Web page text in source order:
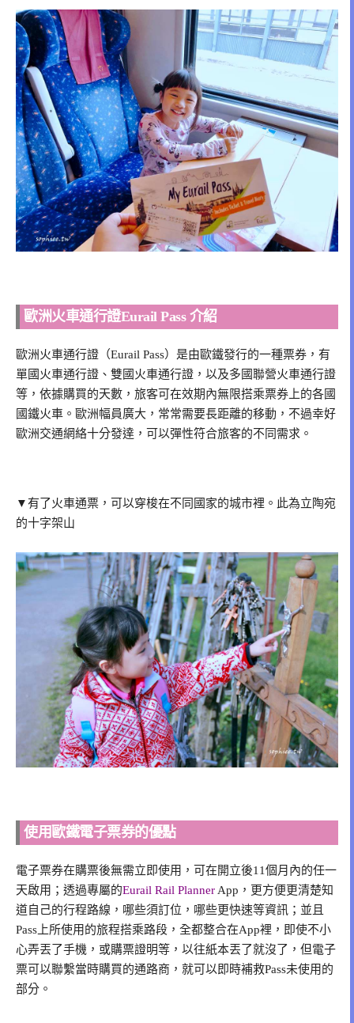
歐洲火車通行證Eurail Pass 介紹
歐洲火車通行證（Eurail Pass）是由歐鐵發行的一種票券，有
單國火車通行證、雙國火車通行證，以及多國聯營火車通行證
等，依據購買的天數，旅客可在效期內無限搭乘票券上的各國
國鐵火車。歐洲幅員廣大，常常需要長距離的移動，不過幸好
歐洲交通網絡十分發達，可以彈性符合旅客的不同需求。
▼有了火車通票，可以穿梭在不同國家的城市裡。此為立陶宛
的十字架山
使用歐鐵電子票券的優點
電子票券在購票後無需立即使用，可在開立後11個月內的任一
天啟用；透過專屬的Eurail Rail Planner App，更方便更清楚知
道自己的行程路線，哪些須訂位，哪些更快速等資訊；並且
Pass上所使用的旅程搭乘路段，全都整合在App裡，即使不小
心弄丟了手機，或購票證明等，以往紙本丟了就沒了，但電子
票可以聯繫當時購買的通路商，就可以即時補救Pass未使用的
部分。